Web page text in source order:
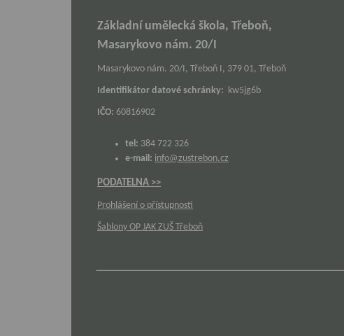
Základní umělecká škola, Třeboň,
Masarykovo nám. 20/I
Masarykovo nám. 20/I, Třeboň I, 379 01, Třeboň
Identifikátor datové schránky: kw5jg6b
IČO: 60816902
tel: 384 722 326
e-mail: info@zustrebon.cz
PODATELNA >>
Prohlášení o přístupnosti
Šablony OP JAK ZUŠ Třeboň